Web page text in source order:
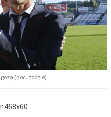
(doc. google)